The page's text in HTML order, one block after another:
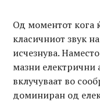
Од моментот кога
класичниот звук
исчезнува.
мазни електрични
вклучуваат во
доминиран од